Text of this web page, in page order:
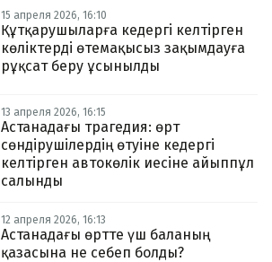
15 апреля 2026, 16:10
Құтқарушыларға кедергі келтірген
көліктерді өтемақысыз зақымдауға
рұқсат беру ұсынылды
13 апреля 2026, 16:15
Астанадағы трагедия: өрт
сөндірушілердің өтуіне кедергі
келтірген автокөлік иесіне айыппұл
салынды
12 апреля 2026, 16:13
Астанадағы өртте үш баланың
қазасына не себеп болды?